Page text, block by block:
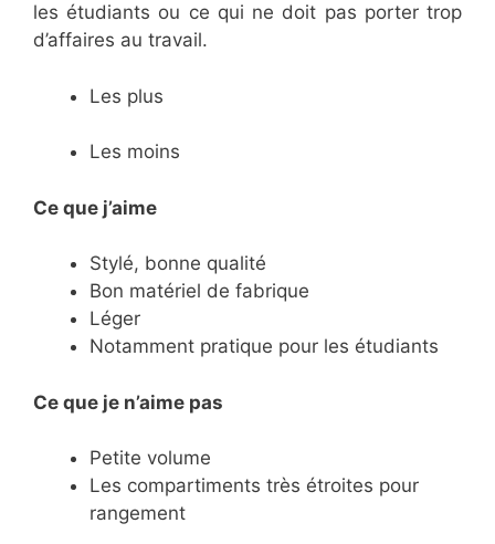
les étudiants ou ce qui ne doit pas porter trop
d’affaires au travail.
Les plus
Les moins
Ce que j’aime
Stylé, bonne qualité
Bon matériel de fabrique
Léger
Notamment pratique pour les étudiants
Ce que je n’aime pas
Petite volume
Les compartiments très étroites pour
rangement